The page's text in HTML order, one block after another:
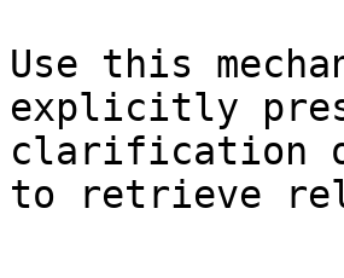
Use this
explicitly
clarification